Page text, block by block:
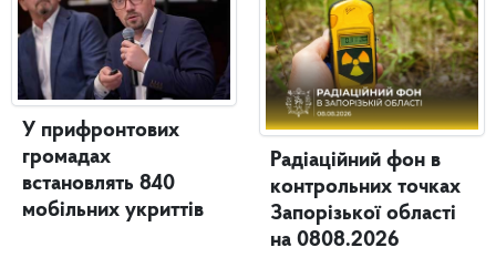
У прифронтових
громадах
встановлять 840
мобільних укриттів
Радіаційний фон в
контрольних точках
Запорізької області
на 0808.2026